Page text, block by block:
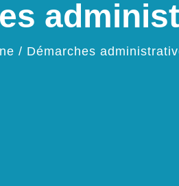
/ Démarches